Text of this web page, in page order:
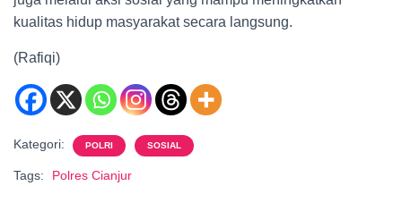
kualitas hidup masyarakat secara langsung.
(Rafiqi)
Kategori: POLRI SOSIAL
Tags: Polres Cianjur